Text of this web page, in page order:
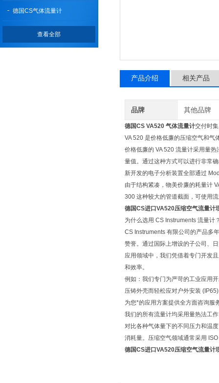
德国CS气体流量计
查看全部
产品介绍 相关产品
品牌 其他品牌
德国CS VA520 气体流量计交付时
VA 520 是价格低廉的压缩空气和气
价格低廉的 VA 520 流量计采用量
量值。通过这种方式可以进行非常
新开发的电子分析装置全部通过
由于结构紧凑，物美价廉的耗量计
300 这种较大的管道截面，可使用
德国CS进口VA520压缩空气流量计
为什么选用 CS Instruments 流量计
CS Instruments 有限公司的产品多
赞誉。通过国际上增设的子公司、
应用领域中，我们凭借着专门开发
和效率。
例如：我们专门为严苛的工业应用
压铸外壳而轻松应对户外安装
为您*的应用方案提供全方面咨询服
我们的所有流量计均采用量热法工
对比各种气体量下的不同压力和温
消耗量。压缩空气领域通常采用
德国CS进口VA520压缩空气流量计